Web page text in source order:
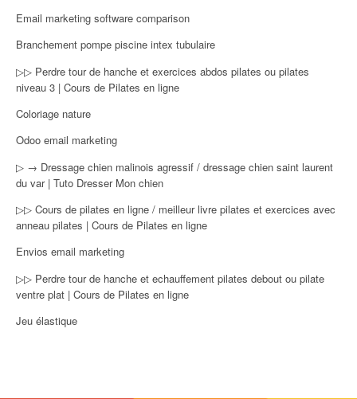
Email marketing software comparison
Branchement pompe piscine intex tubulaire
▷▷ Perdre tour de hanche et exercices abdos pilates ou pilates
niveau 3 | Cours de Pilates en ligne
Coloriage nature
Odoo email marketing
▷ → Dressage chien malinois agressif / dressage chien saint laurent
du var | Tuto Dresser Mon chien
▷▷ Cours de pilates en ligne / meilleur livre pilates et exercices avec
anneau pilates | Cours de Pilates en ligne
Envios email marketing
▷▷ Perdre tour de hanche et echauffement pilates debout ou pilate
ventre plat | Cours de Pilates en ligne
Jeu élastique